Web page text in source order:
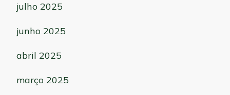
julho 2025
junho 2025
abril 2025
março 2025